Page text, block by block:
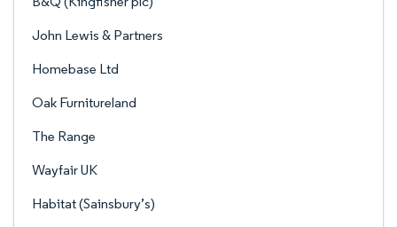
John Lewis & Partners
Homebase Ltd
Oak Furnitureland
The Range
Wayfair UK
Habitat (Sainsbury’s)